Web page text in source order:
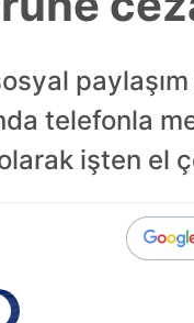
telefonla
işten el